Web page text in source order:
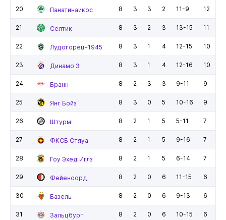
20 Панатинаикос 8 3 3 2 11-9 12
21 Селтик 8 3 2 3 13-15 11
22 Лудогорец-1945 8 3 1 4 12-15 10
23 Динамо З 8 3 1 4 12-16 10
24 Бранн 8 2 3 3 9-11 9
25 Янг Бойз 8 3 0 5 10-16 9
26 Штурм 8 2 1 5 5-11 7
27 ФКСБ Стяуа 8 2 1 5 9-16 7
28 Гоу Эхед Иглз 8 2 1 5 6-14 7
29 Фейеноорд 8 2 0 6 11-15 6
30 Базель 8 2 0 6 9-13 6
31 Зальцбург 8 2 0 6 10-15 6